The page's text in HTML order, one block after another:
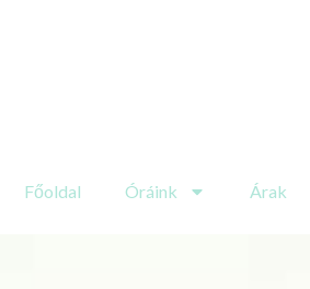
Főoldal Óráink Árak